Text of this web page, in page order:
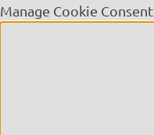
Manage Cookie Consent